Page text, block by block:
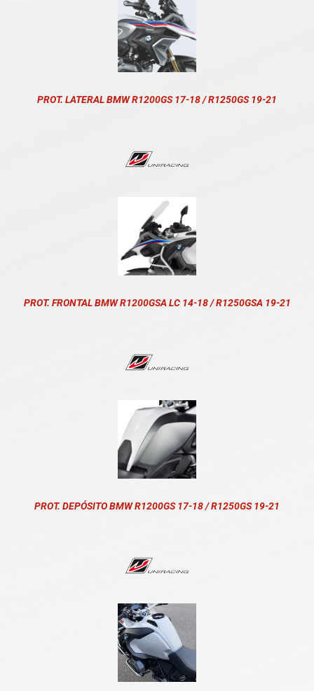
PROT. LATERAL BMW R1200GS 17-18 / R1250GS 19-21
PROT. FRONTAL BMW R1200GSA LC 14-18 / R1250GSA 19-21
PROT. DEPÓSITO BMW R1200GS 17-18 / R1250GS 19-21